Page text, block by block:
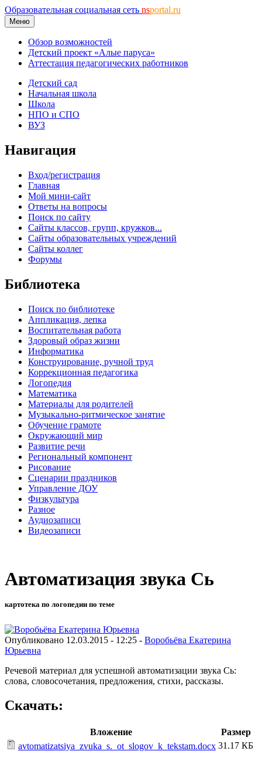
Образовательная социальная сеть nsportal.ru
Меню
Обзор возможностей
Детский проект «Алые паруса»
Аттестация педагогических работников
Детский сад
Начальная школа
Школа
НПО и СПО
ВУЗ
Навигация
Вход/регистрация
Главная
Мой мини-сайт
Ответы на вопросы
Поиск по сайту
Сайты классов, групп, кружков...
Сайты образовательных учреждений
Сайты коллег
Форумы
Библиотека
Поиск по библиотеке
Аппликация, лепка
Воспитательная работа
Здоровый образ жизни
Информатика
Конструирование, ручной труд
Коррекционная педагогика
Логопедия
Математика
Материалы для родителей
Музыкально-ритмическое занятие
Обучение грамоте
Окружающий мир
Развитие речи
Региональный компонент
Рисование
Сценарии праздников
Управление ДОУ
Физкультура
Разное
Аудиозаписи
Видеозаписи
Автоматизация звука Сь
картотека по логопедии по теме
Опубликовано 12.03.2015 - 12:25 - Воробьёва Екатерина
Юрьевна
Речевой материал для успешной автоматизации звука Сь:
слова, словосочетания, предложения, стихи, рассказы.
Скачать:
Вложение
Размер
avtomatizatsiya_zvuka_s._ot_slogov_k_tekstam.docx 31.17 КБ